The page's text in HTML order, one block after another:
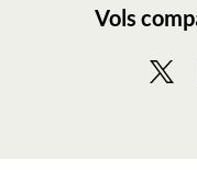
Vols